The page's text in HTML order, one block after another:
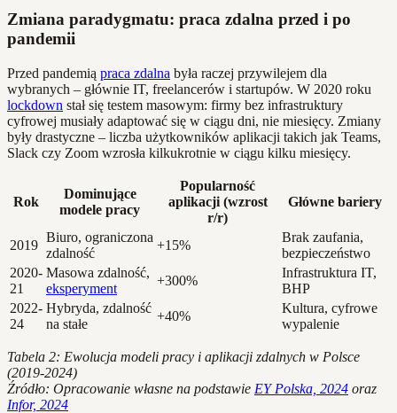
Zmiana paradygmatu: praca zdalna przed i po
pandemii
Przed pandemią praca zdalna była raczej przywilejem dla
wybranych – głównie IT, freelancerów i startupów. W 2020 roku
lockdown stał się testem masowym: firmy bez infrastruktury
cyfrowej musiały adaptować się w ciągu dni, nie miesięcy. Zmiany
były drastyczne – liczba użytkowników aplikacji takich jak Teams,
Slack czy Zoom wzrosła kilkukrotnie w ciągu kilku miesięcy.
Rok
Dominujące
modele pracy
Popularność
aplikacji (wzrost
r/r)
Główne bariery
2019
Biuro, ograniczona
zdalność
+15%
Brak zaufania,
bezpieczeństwo
2020-
21
Masowa zdalność,
eksperyment
+300%
Infrastruktura IT,
BHP
2022-
24
Hybryda, zdalność
na stałe
+40%
Kultura, cyfrowe
wypalenie
Tabela 2: Ewolucja modeli pracy i aplikacji zdalnych w Polsce
(2019-2024)
Źródło: Opracowanie własne na podstawie EY Polska, 2024 oraz
Infor, 2024